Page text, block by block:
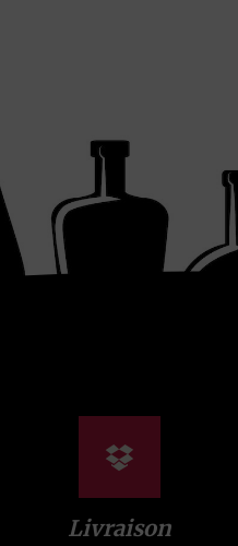
Livraison